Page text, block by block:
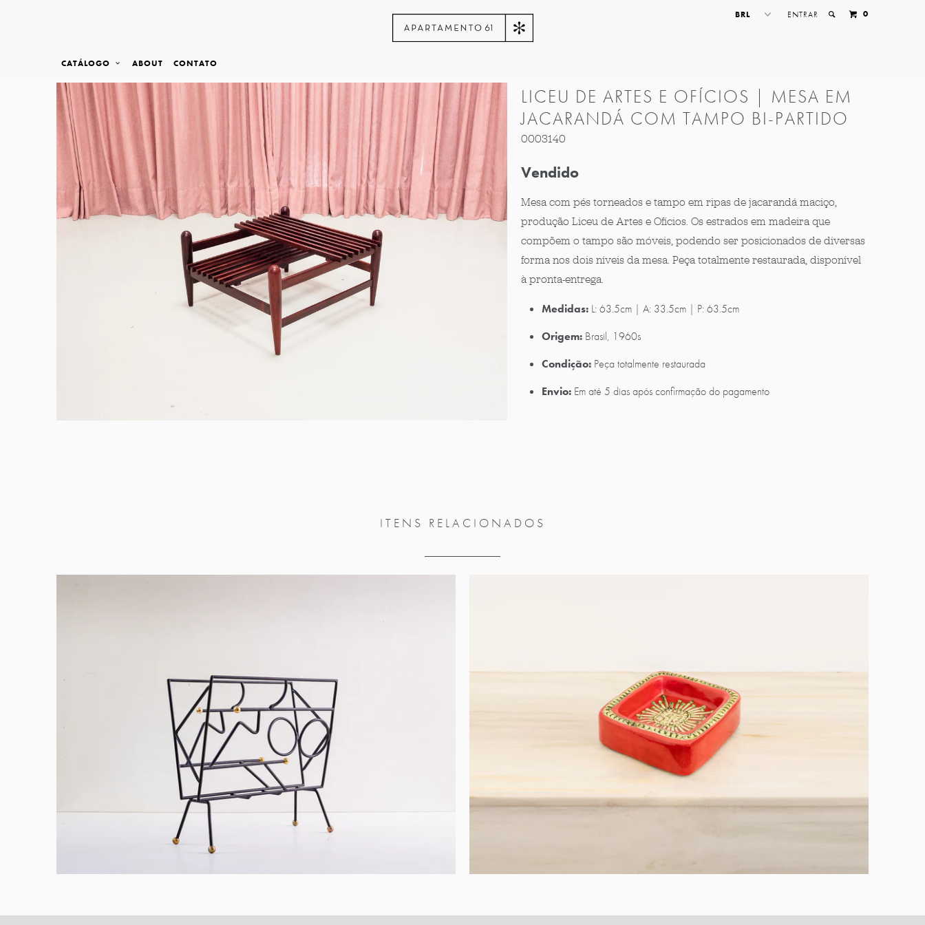
ENTRAR 0
CATÁLOGO ABOUT CONTATO
LICEU DE ARTES E OFÍCIOS | MESA EM
JACARANDÁ COM TAMPO BI-PARTIDO
0003140
Vendido
Mesa com pés torneados e tampo em ripas de jacarandá maciço,
produção Liceu de Artes e Ofícios. Os estrados em madeira que
compõem o tampo são móveis, podendo ser posicionados de diversas
forma nos dois níveis da mesa. Peça totalmente restaurada, disponível
à pronta-entrega.
Medidas: L: 63.5cm | A: 33.5cm | P: 63.5cm
Origem: Brasil, 1960s
Condição: Peça totalmente restaurada
Envio: Em até 5 dias após confirmação do pagamento
ITENS RELACIONADOS